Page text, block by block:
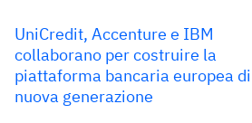
UniCredit, Accenture e IBM
collaborano per costruire la
piattaforma bancaria europea di
nuova generazione